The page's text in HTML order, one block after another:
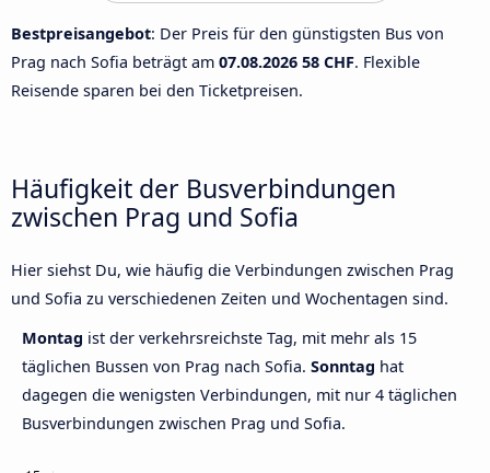
Bestpreisangebot: Der Preis für den günstigsten Bus von
Prag nach Sofia beträgt am 07.08.2026 58 CHF. Flexible
Reisende sparen bei den Ticketpreisen.
Häufigkeit der Busverbindungen
zwischen Prag und Sofia
Hier siehst Du, wie häufig die Verbindungen zwischen Prag
und Sofia zu verschiedenen Zeiten und Wochentagen sind.
Montag ist der verkehrsreichste Tag, mit mehr als 15
täglichen Bussen von Prag nach Sofia. Sonntag hat
dagegen die wenigsten Verbindungen, mit nur 4 täglichen
Busverbindungen zwischen Prag und Sofia.